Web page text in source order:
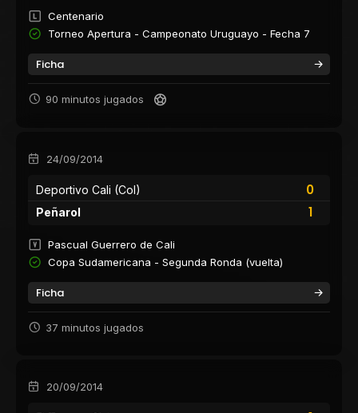
Centenario
Torneo Apertura - Campeonato Uruguayo - Fecha 7
Ficha
90 minutos jugados
24/09/2014
Deportivo Cali (Col)
0
1
Peñarol
Pascual Guerrero de Cali
Copa Sudamericana - Segunda Ronda (vuelta)
Ficha
37 minutos jugados
20/09/2014